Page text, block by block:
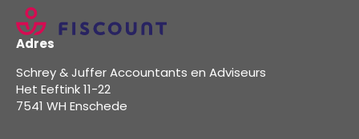
Adres
Schrey & Juffer Accountants en Adviseurs
Het Eeftink 11-22
7541 WH Enschede